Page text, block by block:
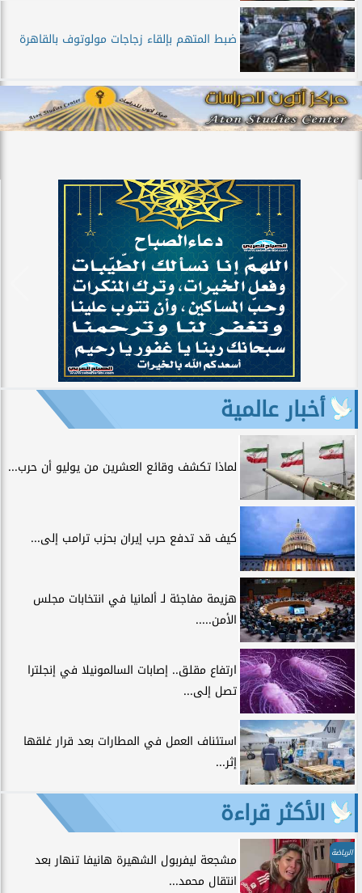
ضبط المتهم بإلقاء زجاجات مولوتوف بالقاهرة
أخبار عالمية
لماذا تكشف وقائع العشرين من يوليو أن حرب...
كيف قد تدفع حرب إيران بحزب ترامب إلى...
هزيمة مفاجئة لـ ألمانيا في انتخابات مجلس
الأمن.....
ارتفاع مقلق.. إصابات السالمونيلا في إنجلترا
تصل إلى...
استئناف العمل في المطارات بعد قرار غلقها
إثر...
الأكثر قراءة
الرياضة
مشجعة ليفربول الشهيرة هانيفا تنهار بعد
انتقال محمد...